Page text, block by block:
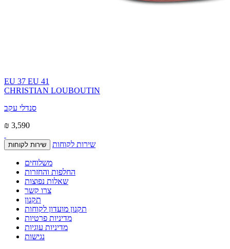
EU 37 EU 41
CHRISTIAN LOUBOUTIN
סנדלי עקב
₪ 3,590
שירות לקוחות שירות לקוחות
משלוחים
החלפות והחזרות
שאלות נפוצות
צרו קשר
תקנון
תקנון מועדון לקוחות
מדיניות פרטיות
מדיניות עוגיות
נגישות